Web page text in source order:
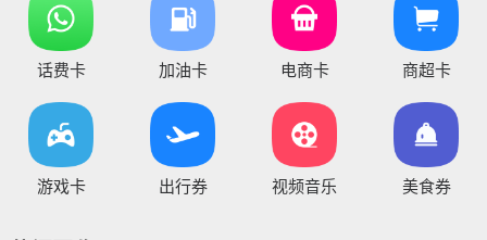
您好，通兑一卡通临时维护，麻烦暂停提交订单，恢复通知！
将于15:30维护，恢复待通知
您好，目前银行卡提现暂时维护，恢复待通知，给您
话费卡 加油卡 电商卡 商超卡
游戏卡 出行券 视频音乐 美食券